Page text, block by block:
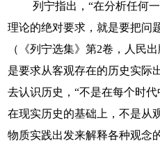
列宁指出，“在分析任何
理论的绝对要求，就是要把问
（《列宁选集》第2卷，人民
是要求从客观存在的历史实际
去认识历史，“不是在每个时
在现实历史的基础上，不是从
物质实践出发来解释各种观念